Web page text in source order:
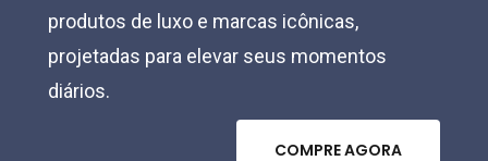
produtos de luxo e marcas icônicas,
projetadas para elevar seus momentos
diários.
COMPREAGORA